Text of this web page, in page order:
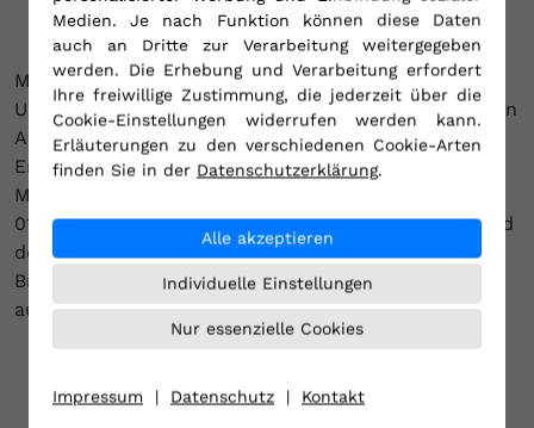
Mit einem individuellen, detaillierten auf Ihr
Unternehmen abgestimmten Prüfkonzept werden von
Anfang an alle wichtigen Aspekte der
Erstinbetriebnahme Ihrer elektrischen Anlagen und
Maschinen, nach DGUV Vorschrift 3 und DIN VDE
0100-600 / DIN EN 60204-1 (VDE 0113) vereinbart und
dokumentiert. Unsere hervorragende
Branchenexpertise und Metadatenanalyse wird sich
auch auf Ihre Unternehmung positiv auswirken.
vorbeugender Arbeitsschutz im Umgang mit
elektrischen Geräten
Medien. Je nach Funktion können diese Daten
auch an Dritte zur Verarbeitung weitergegeben
werden. Die Erhebung und Verarbeitung erfordert
Ihre freiwillige Zustimmung, die jederzeit über die
Cookie-Einstellungen widerrufen werden kann.
Erläuterungen zu den verschiedenen Cookie-Arten
finden Sie in der Datenschutzerklärung.
Alle akzeptieren
Individuelle Einstellungen
Nur essenzielle Cookies
Impressum | Datenschutz | Kontakt